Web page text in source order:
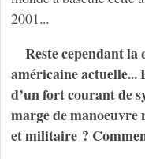
2001...
Reste cependant
américaine actuelle...
d’un fort courant de
marge de manoeuvre
et militaire ?